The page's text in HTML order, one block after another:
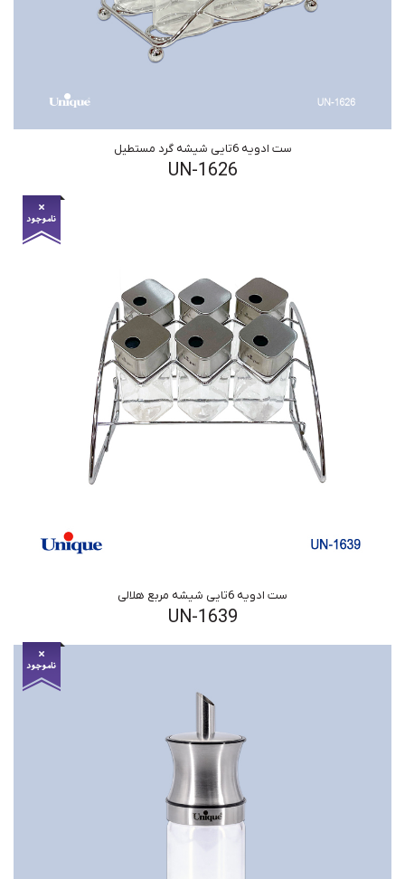
ست ادویه 6تایی شیشه گرد مستطیل
UN-1626
ست ادویه 6تایی شیشه مربع هلالی
UN-1639